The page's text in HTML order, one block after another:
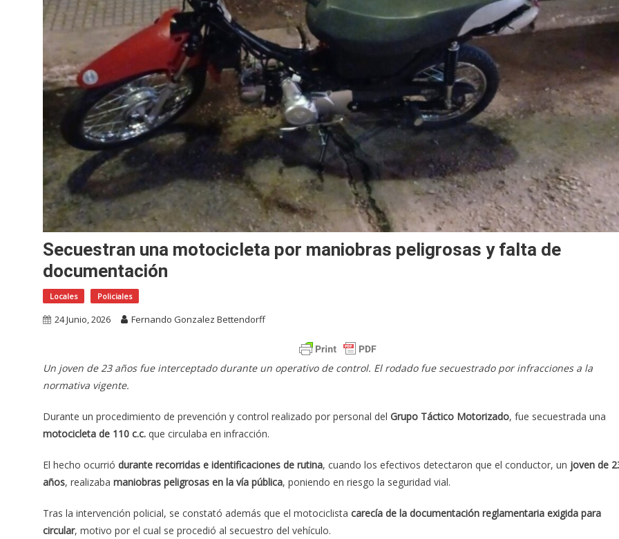
Secuestran una motocicleta por maniobras peligrosas y falta de
documentación
Locales Policiales
24 Junio, 2026 Fernando Gonzalez Bettendorff
Un joven de 23 años fue interceptado durante un operativo de control. El rodado fue secuestrado por infracciones a la
normativa vigente.
Durante un procedimiento de prevención y control realizado por personal del Grupo Táctico Motorizado, fue secuestrada una
motocicleta de 110 c.c. que circulaba en infracción.
El hecho ocurrió durante recorridas e identificaciones de rutina, cuando los efectivos detectaron que el conductor, un joven de
años, realizaba maniobras peligrosas en la vía pública, poniendo en riesgo la seguridad vial.
Tras la intervención policial, se constató además que el motociclista carecía de la documentación reglamentaria exigida para
circular, motivo por el cual se procedió al secuestro del vehículo.